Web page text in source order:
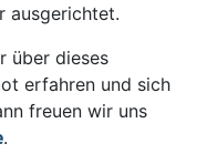
ausgerichtet.
über dieses
erfahren und sich
freuen wir uns
.